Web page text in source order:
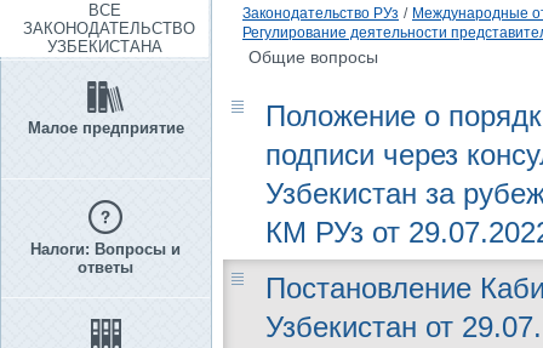
ВСЕ
ЗАКОНОДАТЕЛЬСТВО
УЗБЕКИСТАНА
Малое предприятие
Налоги: Вопросы и
ответы
Законодательство РУз / Международные
Регулирование деятельности
Общие вопросы
Положение о
подписи через
Узбекистан за
КМ РУз от
Постановление
Узбекистан от